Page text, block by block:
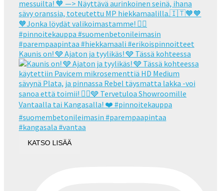
Kaunis on! 🩶 Ajaton ja tyylikäs! 🩶 Tässä kohteessa
KATSO LISÄÄ